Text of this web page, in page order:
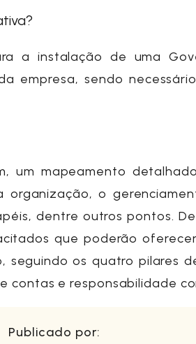
a instalação de uma
empresa, sendo
um mapeamento
o
dentre outros pontos.
que poderão
seguindo os quatro pilares
contas e responsabilidade
Publicado por: